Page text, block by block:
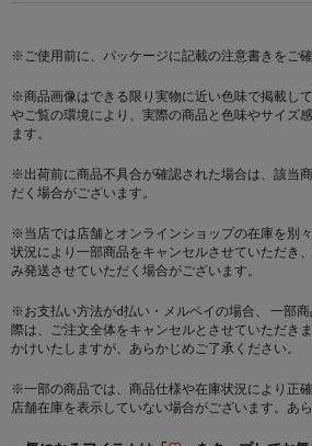
※ご使用前に、パッケージに記載の注意書きをご
※商品画像はできる限り実物に近い色味で掲載し
やご覧の環境により、実際の商品と色味やサイズ
ます。
※出荷前に商品不具合が確認された場合は、該当
だく場合がございます。
※当店では店舗とオンラインショップの在庫を別
状況により一部商品をキャンセルさせていただき
み発送させていただく場合がございます。
※お支払い方法がd払い・メルペイの場合、 一部
際は、ご注文全体をキャンセルとさせていただき
かけいたしますが、あらかじめご了承ください。
※一部の商品では、商品仕様や在庫状況により正
店舗在庫を表示していない場合がございます。あ